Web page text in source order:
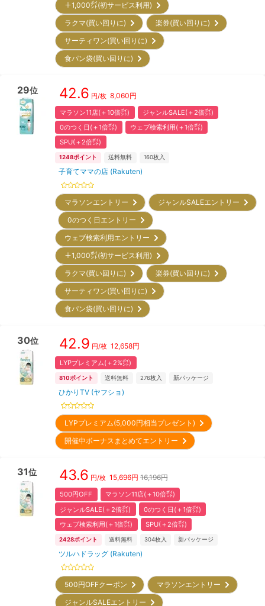
＋1,000㌽(初サービス利用)
ラクマ(買い回りに)
楽券(買い回りに)
サーティワン(買い回りに)
食パン袋(買い回りに)
29位 42.6 円/枚 8,060円
マラソン11店(＋10倍㌽)
ジャンルSALE(＋2倍㌽)
0のつく日(＋1倍㌽)
ウェブ検索利用(＋1倍㌽)
SPU(＋2倍㌽)
1248ポイント 送料無料 160枚入
子育てママの店 (Rakuten)
マラソンエントリー
ジャンルSALEエントリー
0のつく日エントリー
ウェブ検索利用エントリー
＋1,000㌽(初サービス利用)
ラクマ(買い回りに)
楽券(買い回りに)
サーティワン(買い回りに)
食パン袋(買い回りに)
30位 42.9 円/枚 12,658円
LYPプレミアム(＋2%㌽)
810ポイント 送料無料 276枚入 新パッケージ
ひかりTV (ヤフショ)
LYPプレミアム(5,000円相当プレゼント)
開催中ボーナスまとめてエントリー
31位 43.6 円/枚 15,696円 16,196円
500円OFF
マラソン11店(＋10倍㌽)
ジャンルSALE(＋2倍㌽)
0のつく日(＋1倍㌽)
ウェブ検索利用(＋1倍㌽)
SPU(＋2倍㌽)
2428ポイント 送料無料 304枚入 新パッケージ
ツルハドラッグ (Rakuten)
500円OFFクーポン
マラソンエントリー
ジャンルSALEエントリー